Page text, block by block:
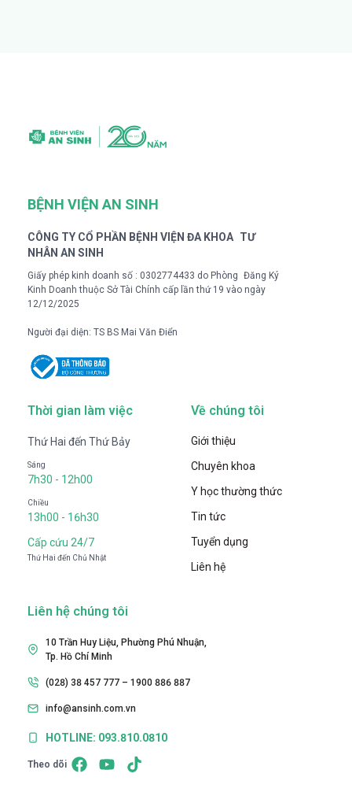
BỆNH VIỆN AN SINH
CÔNG TY CỔ PHẦN BỆNH VIỆN ĐA KHOA TƯ
NHÂN AN SINH
Giấy phép kinh doanh số : 0302774433 do Phòng Đăng Ký
Kinh Doanh thuộc Sở Tài Chính cấp lần thứ 19 vào ngày
12/12/2025
Người đại diện: TS BS Mai Văn Điển
Thời gian làm việc
Thứ Hai đến Thứ Bảy
Sáng
7h30 - 12h00
Chiều
13h00 - 16h30
Cấp cứu 24/7
Thứ Hai đến Chủ Nhật
Về chúng tôi
Giới thiệu
Chuyên khoa
Y học thường thức
Tin tức
Tuyển dụng
Liên hệ
Liên hệ chúng tôi
10 Trần Huy Liệu, Phường Phú Nhuận,
Tp. Hồ Chí Minh
(028) 38 457 777 – 1900 886 887
info@ansinh.com.vn
HOTLINE: 093.810.0810
Theo dõi